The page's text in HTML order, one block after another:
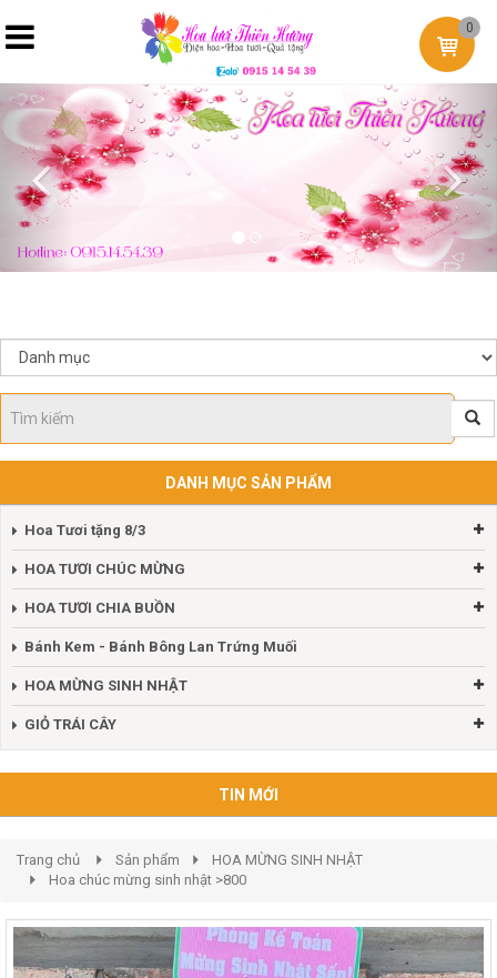
0
Previous
DANH MỤC SẢN PHẨM
Hoa Tươi tặng 8/3
HOA TƯƠI CHÚC MỪNG
HOA TƯƠI CHIA BUỒN
Bánh Kem - Bánh Bông Lan Trứng Muối
HOA MỪNG SINH NHẬT
GIỎ TRÁI CÂY
TIN MỚI
Trang chủ Sản phẩm
HOA MỪNG SINH NHẬT
Hoa chúc mừng sinh nhật >800